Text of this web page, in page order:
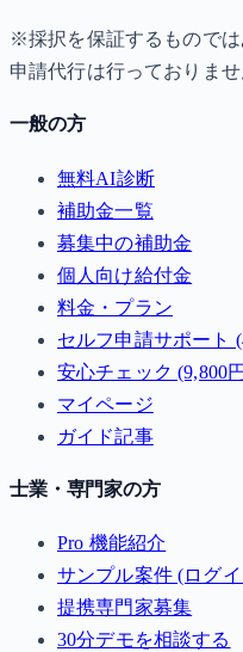
※採択を保証するものでは
申請代行は行っておりませ
一般の方
無料AI診断
補助金一覧
募集中の補助金
個人向け給付金
料金・プラン
セルフ申請サポート
安心チェック (9,800
マイページ
ガイド記事
士業・専門家の方
Pro 機能紹介
サンプル案件 (ログ
提携専門家募集
30分デモを相談する